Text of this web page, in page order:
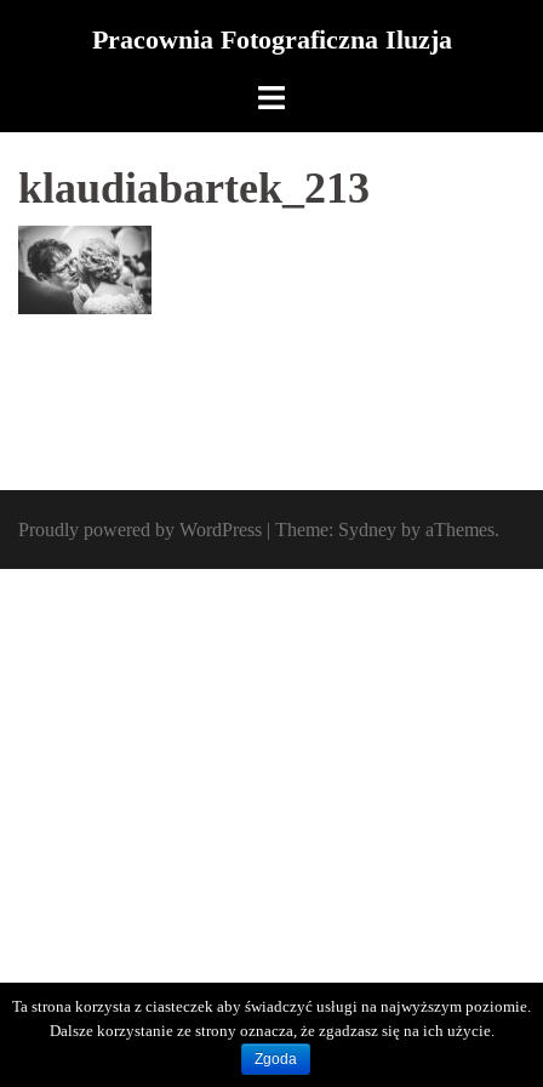
Pracownia Fotograficzna Iluzja
klaudiabartek_213
Proudly powered by WordPress | Theme: Sydney by aThemes.
Ta strona korzysta z ciasteczek aby świadczyć usługi na najwyższym poziomie.
Dalsze korzystanie ze strony oznacza, że zgadzasz się na ich użycie.
Zgoda